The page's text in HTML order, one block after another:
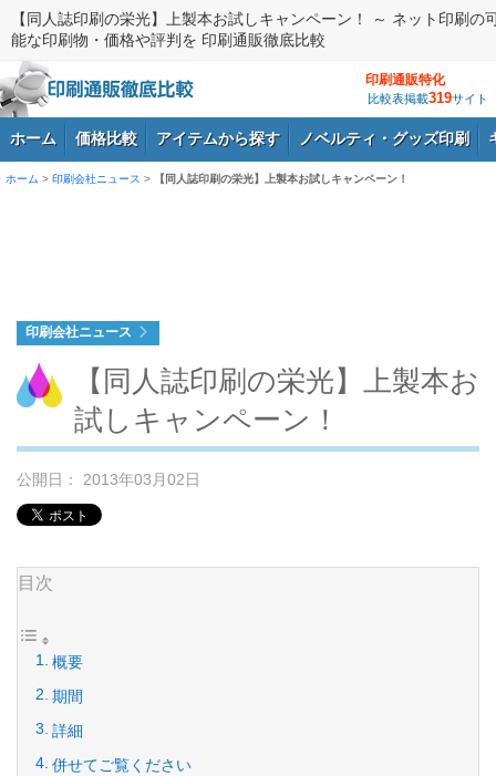
【同人誌印刷の栄光】上製本お試しキャンペーン！ ～ ネット印刷の
能な印刷物・価格や評判を 印刷通販徹底比較
印刷通販特化
比較表掲載319サイト
ホーム 価格比較 アイテムから探す ノベルティ・グッズ印刷
ホーム > 印刷会社ニュース > 【同人誌印刷の栄光】上製本お試しキャンペーン！
印刷会社ニュース
【同人誌印刷の栄光】上製本お
試しキャンペーン！
公開日： 2013年03月02日
目次
概要
期間
詳細
併せてご覧ください